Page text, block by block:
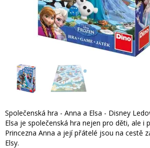
Společenská hra - Anna a Elsa - Disney
Elsa je společenská hra nejen pro děti, ale i
Princezna Anna a její přátelé jsou na cestě
Elsy.